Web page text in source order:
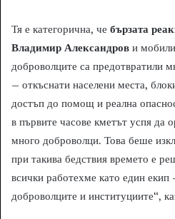
Тя е категорична, че бързата
Владимир Александров и
доброволците са предотвратили
– откъснати населени места,
достъп до помощ и реална
в първите часове кметът успя да
много доброволци. Това беше
при такива бедствия времето е
всички работехме като един
доброволците и институциите“,